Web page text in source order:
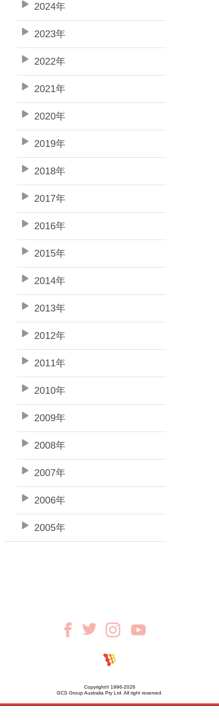
2024年
2023年
2022年
2021年
2020年
2019年
2018年
2017年
2016年
2015年
2014年
2013年
2012年
2011年
2010年
2009年
2008年
2007年
2006年
2005年
Copyright© 1996-2026
GCS Group Australia Pty Ltd. All right reserved.